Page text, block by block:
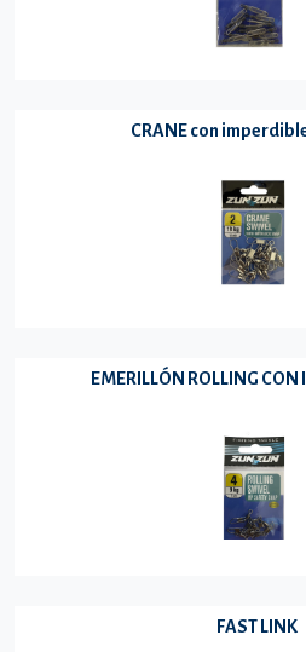
CRANE con
EMERILLÓN ROLLING CON
FAST LINK